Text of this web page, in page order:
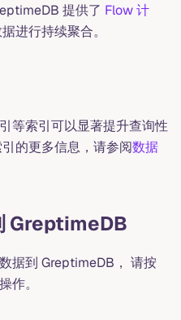
提供了 Flow 计
进行持续聚合。
等索引可以显著提升查询性
的更多信息，请参阅数据
GreptimeDB
据到 GreptimeDB， 请按
作。